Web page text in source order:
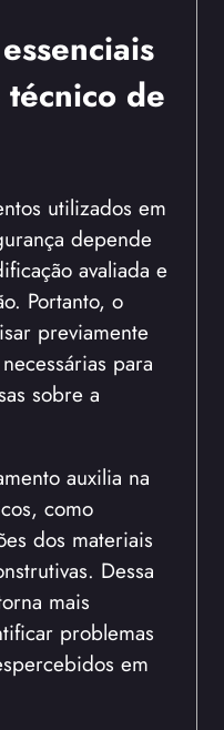
de
utilizados em
depende
avaliada e
Portanto, o
previamente
para
sobre a
auxilia na
como
dos materiais
Dessa
mais
problemas
em